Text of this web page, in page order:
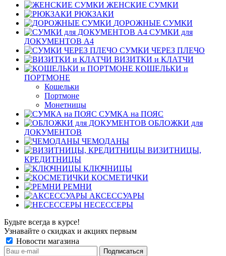
ЖЕНСКИЕ СУМКИ
РЮКЗАКИ
ДОРОЖНЫЕ СУМКИ
СУМКИ для
ДОКУМЕНТОВ А4
СУМКИ ЧЕРЕЗ ПЛЕЧО
ВИЗИТКИ и КЛАТЧИ
КОШЕЛЬКИ и
ПОРТМОНЕ
Кошельки
Портмоне
Монетницы
СУМКА на ПОЯС
ОБЛОЖКИ для
ДОКУМЕНТОВ
ЧЕМОДАНЫ
ВИЗИТНИЦЫ,
КРЕДИТНИЦЫ
КЛЮЧНИЦЫ
КОСМЕТИЧКИ
РЕМНИ
АКСЕССУАРЫ
НЕСЕССЕРЫ
Будьте всегда в курсе!
Узнавайте о скидках и акциях первым
Новости магазина